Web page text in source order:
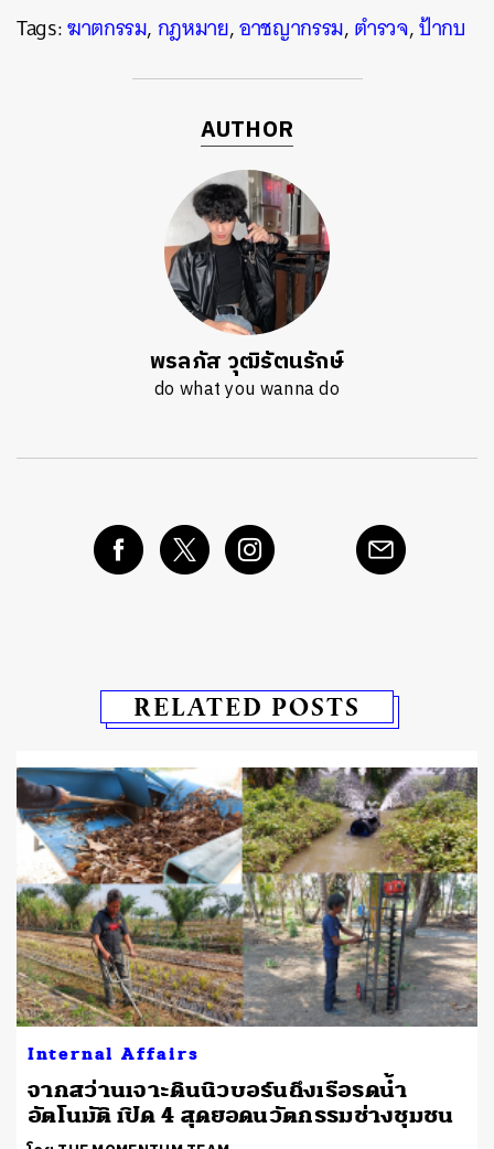
Tags:ฆาตกรรม,กฎหมาย,อาชญากรรม,ตำรวจ,ป้ากบ
AUTHOR
พรลภัส วุฒิรัตนรักษ์
do what you wanna do
RELATED POSTS
Internal Affairs
จากสว่านเจาะดินนิวบอร์นถึงเรือรดน้ำ
อัตโนมัติ เปิด 4 สุดยอดนวัตกรรมช่างชุมชน